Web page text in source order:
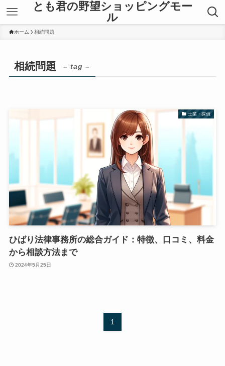
とも君の野望ショッピングモー
ル
ホーム 相続問題
相続問題 – tag –
士業・探偵
ひばり法律事務所の総合ガイド：特徴、口コミ、料金
から相談方法まで
2024年5月25日
1